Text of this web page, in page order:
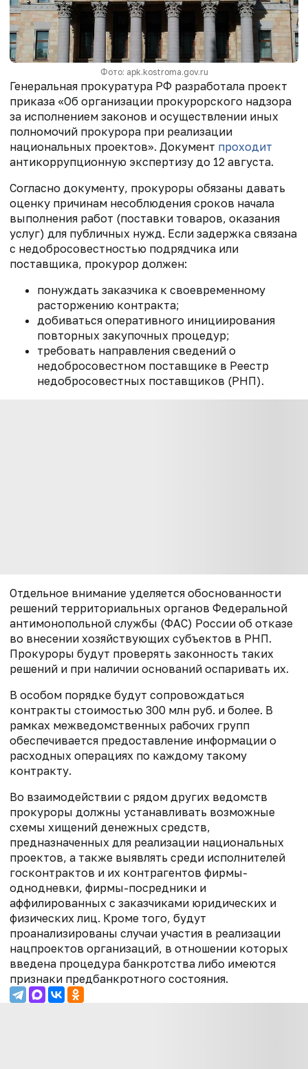
Фото: apk.kostroma.gov.ru
Генеральная прокуратура РФ разработала проект
приказа «Об организации прокурорского надзора
за исполнением законов и осуществлении иных
полномочий прокурора при реализации
национальных проектов». Документ проходит
антикоррупционную экспертизу до 12 августа.
Согласно документу, прокуроры обязаны давать
оценку причинам несоблюдения сроков начала
выполнения работ (поставки товаров, оказания
услуг) для публичных нужд. Если задержка связана
с недобросовестностью подрядчика или
поставщика, прокурор должен:
понуждать заказчика к своевременному
расторжению контракта;
добиваться оперативного инициирования
повторных закупочных процедур;
требовать направления сведений о
недобросовестном поставщике в Реестр
недобросовестных поставщиков (РНП).
Отдельное внимание уделяется обоснованности
решений территориальных органов Федеральной
антимонопольной службы (ФАС) России об отказе
во внесении хозяйствующих субъектов в РНП.
Прокуроры будут проверять законность таких
решений и при наличии оснований оспаривать их.
В особом порядке будут сопровождаться
контракты стоимостью 300 млн руб. и более. В
рамках межведомственных рабочих групп
обеспечивается предоставление информации о
расходных операциях по каждому такому
контракту.
Во взаимодействии с рядом других ведомств
прокуроры должны устанавливать возможные
схемы хищений денежных средств,
предназначенных для реализации национальных
проектов, а также выявлять среди исполнителей
госконтрактов и их контрагентов фирмы-
однодневки, фирмы-посредники и
аффилированных с заказчиками юридических и
физических лиц. Кроме того, будут
проанализированы случаи участия в реализации
нацпроектов организаций, в отношении которых
введена процедура банкротства либо имеются
признаки предбанкротного состояния.